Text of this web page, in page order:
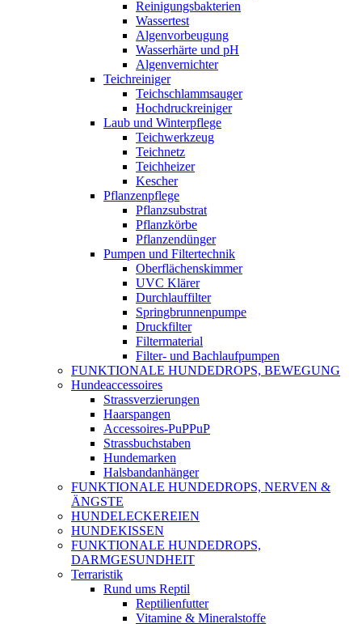
Reinigungsbakterien
Wassertest
Algenvorbeugung
Wasserhärte und pH
Algenvernichter
Teichreiniger
Teichschlammsauger
Hochdruckreiniger
Laub und Winterpflege
Teichwerkzeug
Teichnetz
Teichheizer
Kescher
Pflanzenpflege
Pflanzsubstrat
Pflanzkörbe
Pflanzendünger
Pumpen und Filtertechnik
Oberflächenskimmer
UVC Klärer
Durchlauffilter
Springbrunnenpumpe
Druckfilter
Filtermaterial
Filter- und Bachlaufpumpen
FUNKTIONALE HUNDEDROPS, BEWEGUNG
Hundeaccessoires
Strassverzierungen
Haarspangen
Accessoires-PuPPuP
Strassbuchstaben
Hundemarken
Halsbandanhänger
FUNKTIONALE HUNDEDROPS, NERVEN &
ÄNGSTE
HUNDELECKEREIEN
HUNDEKISSEN
FUNKTIONALE HUNDEDROPS,
DARMGESUNDHEIT
Terraristik
Rund ums Reptil
Reptilienfutter
Vitamine & Mineralstoffe